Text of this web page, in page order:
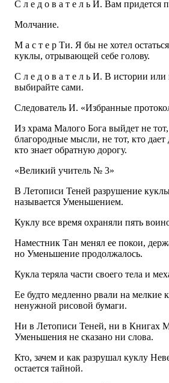
С л е д о в а т е л ь И. Вам придется
Молчание.
М а с т е р Ти. Я бы не хотел
куклы, отрывающей себе голову.
С л е д о в а т е л ь И. В истории
выбирайте сами.
Следователь И. «Избранные
Из храма Малого Бога выйдет не
благородные мысли, не тот, кто дает
кто знает обратную дорогу.
«Великий учитель № 3»
В Летописи Теней разрушение
называется Уменьшением.
Куклу все время охраняли пять
Наместник Тан менял ее покои,
но Уменьшение продолжалось.
Кукла теряла части своего тела и
Ее будто медленно рвали на мелкие
ненужной рисовой бумаги.
Ни в Летописи Теней, ни в Книгах
Уменьшения не сказано ни слова.
Кто, зачем и как разрушал куклу
остается тайной.